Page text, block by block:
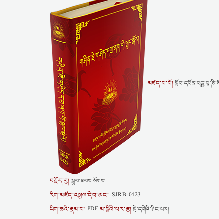
མཛད་པ་པོ།
བརྗོད་བྱ། སྒྲུབ་ཐབས་སོགས།
རིག་མཛོད་འཕྲུལ་དེབ་ཨང་། SJRB-0423
ཡིག་ཆའི་རྣམ་པ། PDF མ་ཕྱིའི་པར་རྩ། སྡེ་དགེའི་ཤིང་པར།